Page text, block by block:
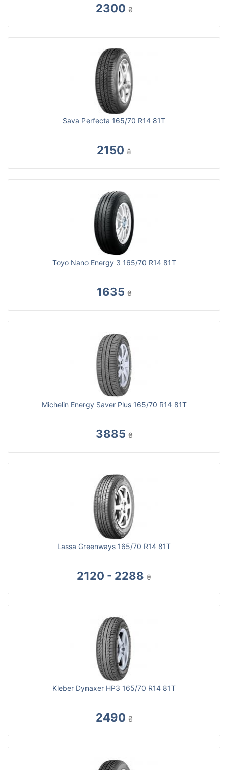
2300 ₴
Sava Perfecta 165/70 R14 81T
2150 ₴
Toyo Nano Energy 3 165/70 R14 81T
1635 ₴
Michelin Energy Saver Plus 165/70 R14 81T
3885 ₴
Lassa Greenways 165/70 R14 81T
2120 - 2288 ₴
Kleber Dynaxer HP3 165/70 R14 81T
2490 ₴